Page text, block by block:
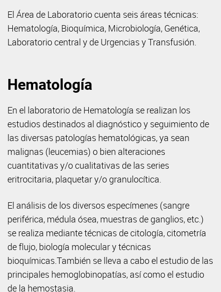
El Área de Laboratorio cuenta seis áreas técnicas:
Hematología, Bioquímica, Microbiología, Genética,
Laboratorio central y de Urgencias y Transfusión.
Hematología
En el laboratorio de Hematología se realizan los
estudios destinados al diagnóstico y seguimiento de
las diversas patologías hematológicas, ya sean
malignas (leucemias) o bien alteraciones
cuantitativas y/o cualitativas de las series
eritrocitaria, plaquetar y/o granulocítica.
El análisis de los diversos especímenes (sangre
periférica, médula ósea, muestras de ganglios, etc.)
se realiza mediante técnicas de citología, citometría
de flujo, biología molecular y técnicas
bioquímicas.También se lleva a cabo el estudio de las
principales hemoglobinopatías, así como el estudio
de la hemostasia.